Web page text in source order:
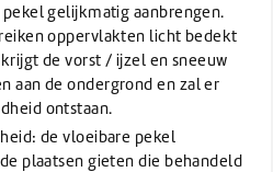
gelijkmatig aanbrengen.
oppervlakten licht bedekt
de vorst / ijzel en sneeuw
aan de ondergrond en zal er
ontstaan.
de vloeibare pekel
plaatsen gieten die behandeld